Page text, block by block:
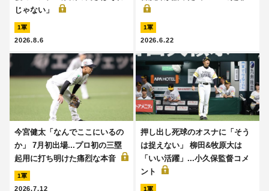
じゃない」
1軍
2026.8.6
1軍
2026.6.22
今宮健太「なんでここにいるの
か」 7月初出場...プロ初の三塁
起用に打ち明けた痛烈な本音
1軍
2026.7.12
押し出し死球のオスナに「そう
は捉えない」 柳田&牧原大は
「いい活躍」...小久保監督コメ
ント
1軍